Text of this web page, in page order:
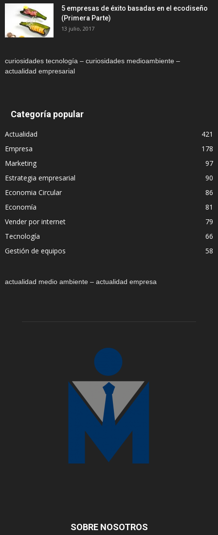
5 empresas de éxito basadas en el ecodiseño
(Primera Parte)
13 julio, 2017
curiosidades tecnología – curiosidades medioambiente –
actualidad empresarial
Categoría popular
Actualidad
421
Empresa
178
Marketing
97
Estrategia empresarial
90
Economia Circular
86
Economía
81
Vender por internet
79
Tecnología
66
Gestión de equipos
58
actualidad medio ambiente – actualidad empresa
SOBRE NOSOTROS